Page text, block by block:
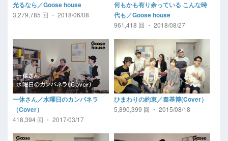
光るなら／Goose house
3,279,785 回 ・ 2018/06/08
何もかも有り余っている こんな時
代も／Goose house
961,418 回 ・ 2018/08/27
一休さん／水曜日のカンパネラ
（Cover）
418,394 回 ・ 2017/03/17
ひまわりの約束／秦基博(Cover）
5,890,399 回 ・ 2015/08/18